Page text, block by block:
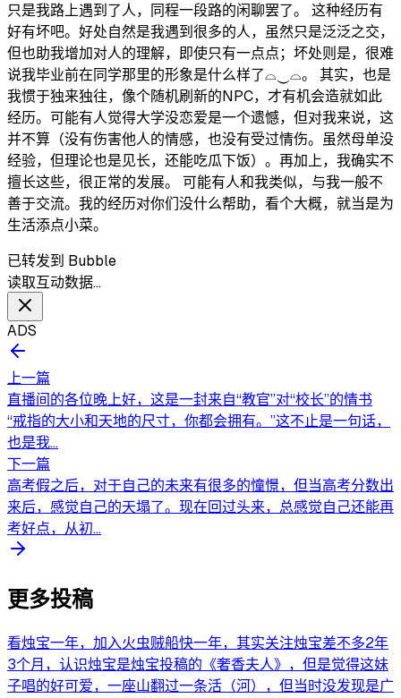
只是我路上遇到了人，同程一段路的闲聊罢了。 这种经历有
好有坏吧。好处自然是我遇到很多的人，虽然只是泛泛之交，
但也助我增加对人的理解，即使只有一点点；坏处则是，很难
说我毕业前在同学那里的形象是什么样了⌓‿⌓​。 其实，也是
我惯于独来独往，像个随机刷新的NPC，才有机会造就如此
经历。可能有人觉得大学没恋爱是一个遗憾，但对我来说，这
并不算（没有伤害他人的情感，也没有受过情伤。虽然母单没
经验，但理论也是见长，还能吃瓜下饭）。再加上，我确实不
擅长这些，很正常的发展。 可能有人和我类似，与我一般不
善于交流。我的经历对你们没什么帮助，看个大概，就当是为
生活添点小菜。
已转发到 Bubble
读取互动数据…
ADS
上一篇
直播间的各位晚上好，这是一封来自“教官”对“校长”的情书
“戒指的大小和天地的尺寸，你都会拥有。”这不止是一句话，
也是我...
下一篇
高考假之后，对于自己的未来有很多的憧憬，但当高考分数出
来后，感觉自己的天塌了。现在回过头来，总感觉自己还能再
考好点，从初...
更多投稿
看烛宝一年，加入火虫贼船快一年，其实关注烛宝差不多2年
3个月，认识烛宝是烛宝投稿的《奢香夫人》，但是觉得这妹
子唱的好可爱，一座山翻过一条活（河），但当时没发现是广